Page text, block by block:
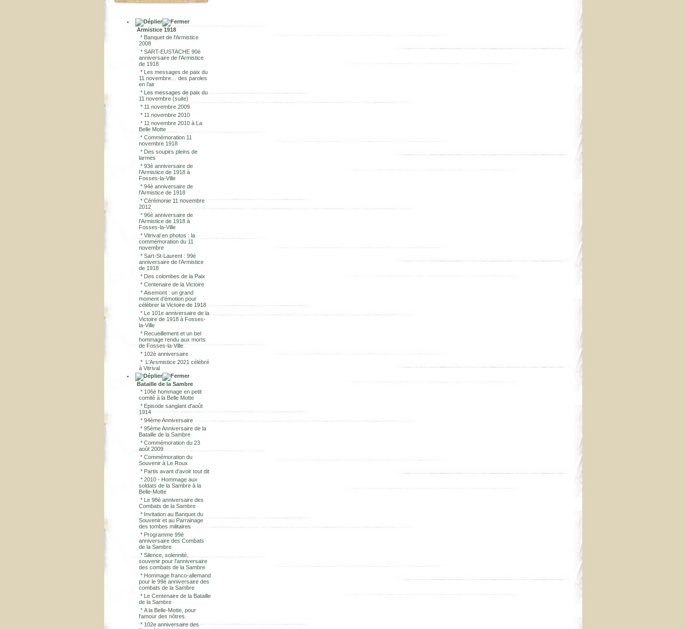
Armistice 1918
* Banquet de l'Armistice
2008
* SART-EUSTACHE 90è
anniversaire de l'Armistice
de 1918
* Les messages de paix du
11 novembre… des paroles
en l’air
* Les messages de paix du
11 novembre (suite)
* 11 novembre 2009
* 11 novembre 2010
* 11 novembre 2010 à La
Belle Motte
* Commémoration 11
novembre 1918
* Des soupirs pleins de
larmes
* 93è anniversaire de
l'Armistice de 1918 à
Fosses-la-Ville
* 94è anniversaire de
l'Armistice de 1918
* Cérémonie 11 novembre
2012
* 96è anniversaire de
l'Armistice de 1918 à
Fosses-la-Ville
* Vitrival en photos : la
commémoration du 11
novembre
* Sart-St-Laurent : 99è
anniversaire de l'Armistice
de 1918
* Des colombes de la Paix
* Centenaire de la Victoire
* Aisemont : un grand
moment d’émotion pour
célébrer la Victoire de 1918
* Le 101e anniversaire de la
Victoire de 1918 à Fosses-
la-Ville
* Recueillement et un bel
hommage rendu aux morts
de Fosses-la-Ville.
* 102è anniversaire
* L'Arsmistice 2021 célébré
à Vitrival
Bataille de la Sambre
* 106è hommage en petit
comité à la Belle Motte
* Episode sanglant d'août
1914
* 94ème Anniversaire
* 95ème Anniversaire de la
Bataille de la Sambre
* Commémoration du 23
août 2009
* Commémoration du
Souvenir à Le Roux
* Partis avant d'avoir tout dit
* 2010 - Hommage aux
soldats de la Sambre à la
Belle-Motte
* Le 98è anniversaire des
Combats de la Sambre
* Invitation au Banquet du
Souvenir et au Parrainage
des tombes militaires
* Programme 99è
anniversaire des Combats
de la Sambre
* Silence, solennité,
souvenir pour l'anniversaire
des combats de la Sambre
* Hommage franco-allemand
pour le 99è anniversaire des
combats de la Sambre
* Le Centenaire de la Bataille
de la Sambre
* A la Belle-Motte, pour
l'amour des nôtres.
* 102e anniversaire des